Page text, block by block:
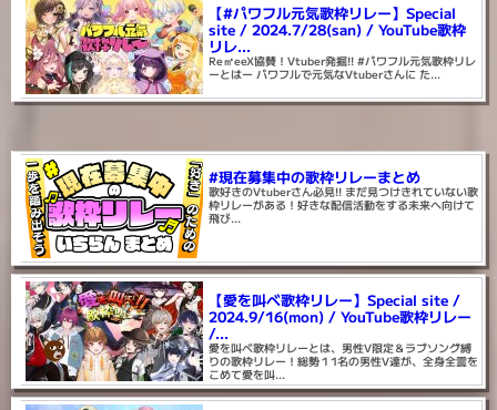
【#パワフル元気歌枠リレー】Special
site / 2024.7/28(san) / YouTube歌枠
リレ...
Re㎡eeX協賛！Vtuber発掘!! #パワフル元気歌枠リレ
ーとはー パワフルで元気なVtuberさんに た...
#現在募集中の歌枠リレーまとめ
歌好きのVtuberさん必見!! まだ見つけきれていない歌
枠リレーがある！好きな配信活動をする未来へ向けて
飛び...
【愛を叫べ歌枠リレー】Special site /
2024.9/16(mon) / YouTube歌枠リレー
/...
愛を叫べ歌枠リレーとは、男性V限定＆ラブソング縛
りの歌枠リレー！総勢１1名の男性V達が、全身全霊を
こめて愛を叫...